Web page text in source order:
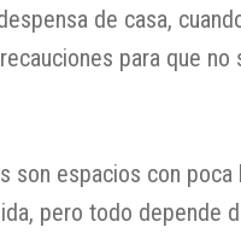
de casa,
para que no
son espacios con poca
pero todo depende